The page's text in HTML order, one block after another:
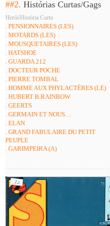
##2.Histórias Curtas/Gags
Herói/História Curta
. PENSIONNAIRES (LES)
. MOTARDS (LES)
. MOUSQUETAIRES (LES)
. HATSHOE
. GUARDA 212
. DOCTEUR POCHE
. PIERRE TOMBAL
. HOMME AUX PHYLACTÈRES (LE)
. HUBERT B.RAINBOW
. GEERTS
. GERMAIN ET NOUS…
. ELAN
. GRAND FABULAIRE DU PETIT
PEUPLE
. GARIMPEIRA (A)